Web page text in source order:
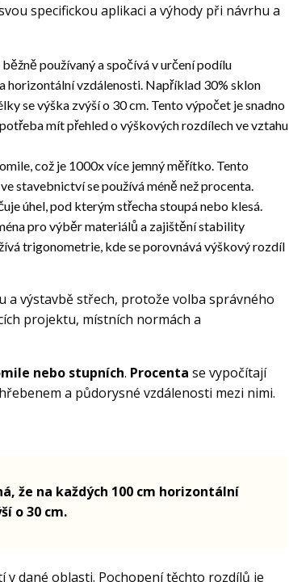
specifickou aplikaci a výhody při návrhu a
používaný a spočívá v určení podílu
horizontální vzdálenosti. Například 30% sklon
se výška zvýší o 30 cm. Tento výpočet je snadno
mít přehled o výškových rozdílech ve vztahu
což je 1000x více jemný měřítko. Tento
stavebnictví se používá méně než procenta.
úhel, pod kterým střecha stoupá nebo klesá.
pro výběr materiálů a zajištění stability
trigonometrie, kde se porovnává výškový rozdíl
výstavbě střech, protože volba správného
projektu, místních normách a
nebo stupních. Procenta se vypočítají
a půdorysné vzdálenosti mezi nimi.
že na každých 100 cm horizontální
o 30 cm.
v dané oblasti. Pochopení těchto rozdílů je